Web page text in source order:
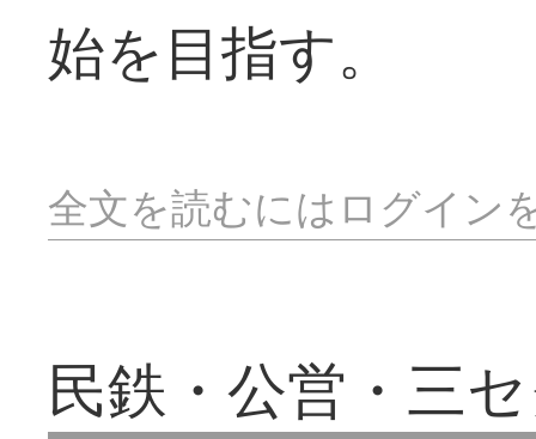
始を目指す。
全文を読むにはログイン
民鉄・公営・三